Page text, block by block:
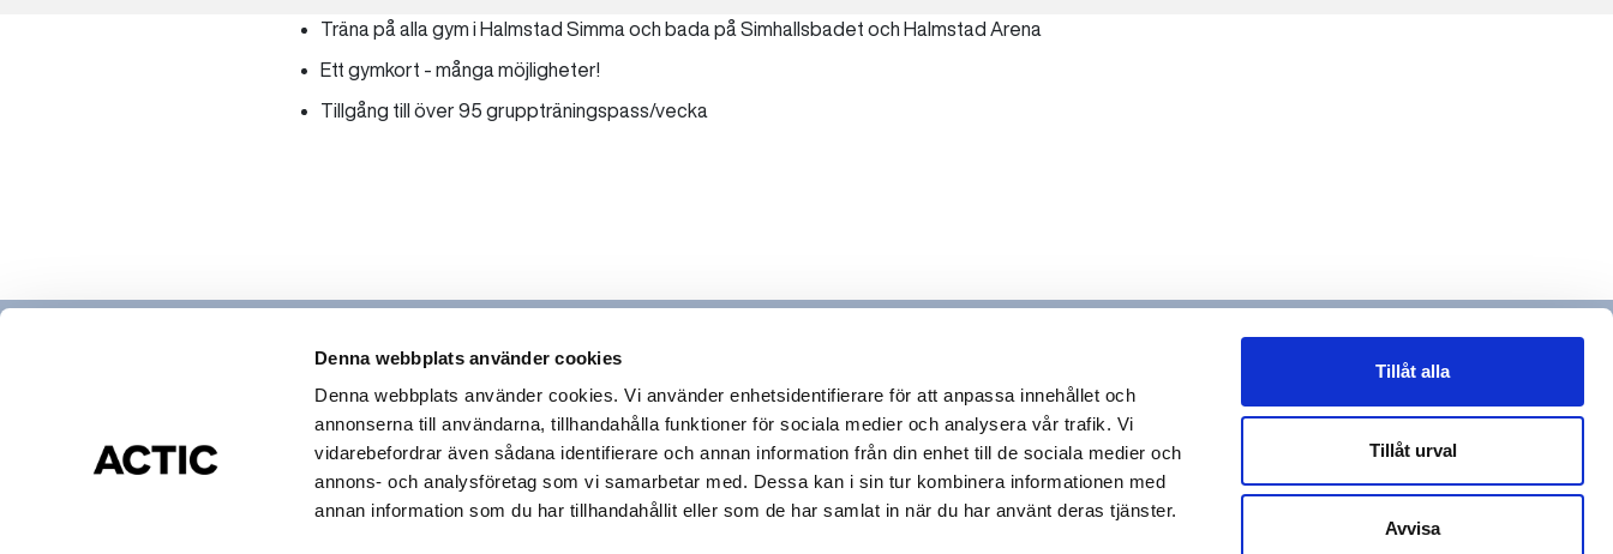
Denna webbplats använder cookies
Denna webbplats använder cookies. Vi använder enhetsidentifierare för att anpassa innehållet och
annonserna till användarna, tillhandahålla funktioner för sociala medier och analysera vår trafik. Vi
vidarebefordrar även sådana identifierare och annan information från din enhet till de sociala medier och
annons- och analysföretag som vi samarbetar med. Dessa kan i sin tur kombinera informationen med
annan information som du har tillhandahållit eller som de har samlat in när du har använt deras tjänster.
Tillåt alla
Tillåt urval
Avvisa
Träna på alla gym i Halmstad Simma och bada på Simhallsbadet och Halmstad Arena
Ett gymkort - många möjligheter!
Tillgång till över 95 gruppträningspass/vecka
Hitta gym & bad
Actic app
Medlemsservice
Cookies och Personuppgifter